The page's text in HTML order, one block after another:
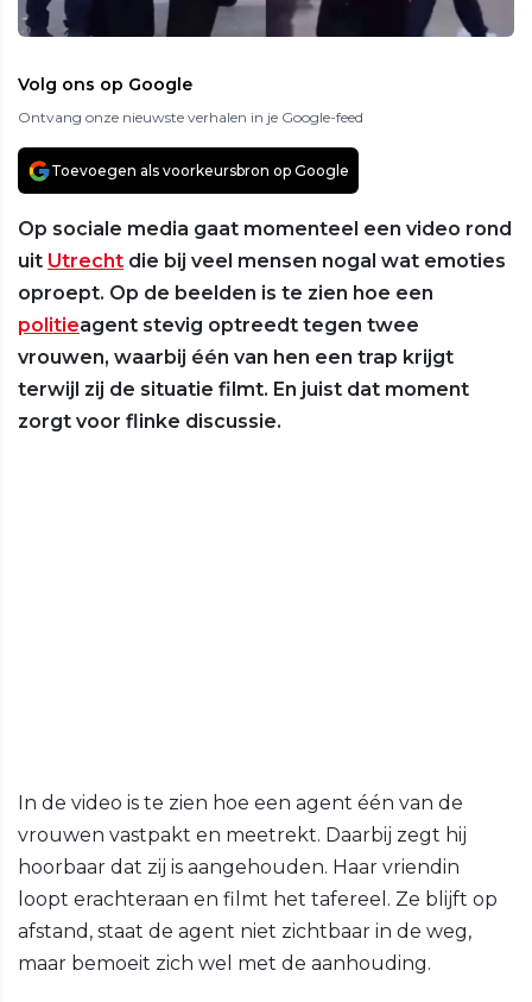
Volg ons op Google
Ontvang onze nieuwste verhalen in je Google-feed
Toevoegen als voorkeursbron op Google
Op sociale media gaat momenteel een video rond
uit Utrecht die bij veel mensen nogal wat emoties
oproept. Op de beelden is te zien hoe een
politieagent stevig optreedt tegen twee
vrouwen, waarbij één van hen een trap krijgt
terwijl zij de situatie filmt. En juist dat moment
zorgt voor flinke discussie.
In de video is te zien hoe een agent één van de
vrouwen vastpakt en meetrekt. Daarbij zegt hij
hoorbaar dat zij is aangehouden. Haar vriendin
loopt erachteraan en filmt het tafereel. Ze blijft op
afstand, staat de agent niet zichtbaar in de weg,
maar bemoeit zich wel met de aanhouding.